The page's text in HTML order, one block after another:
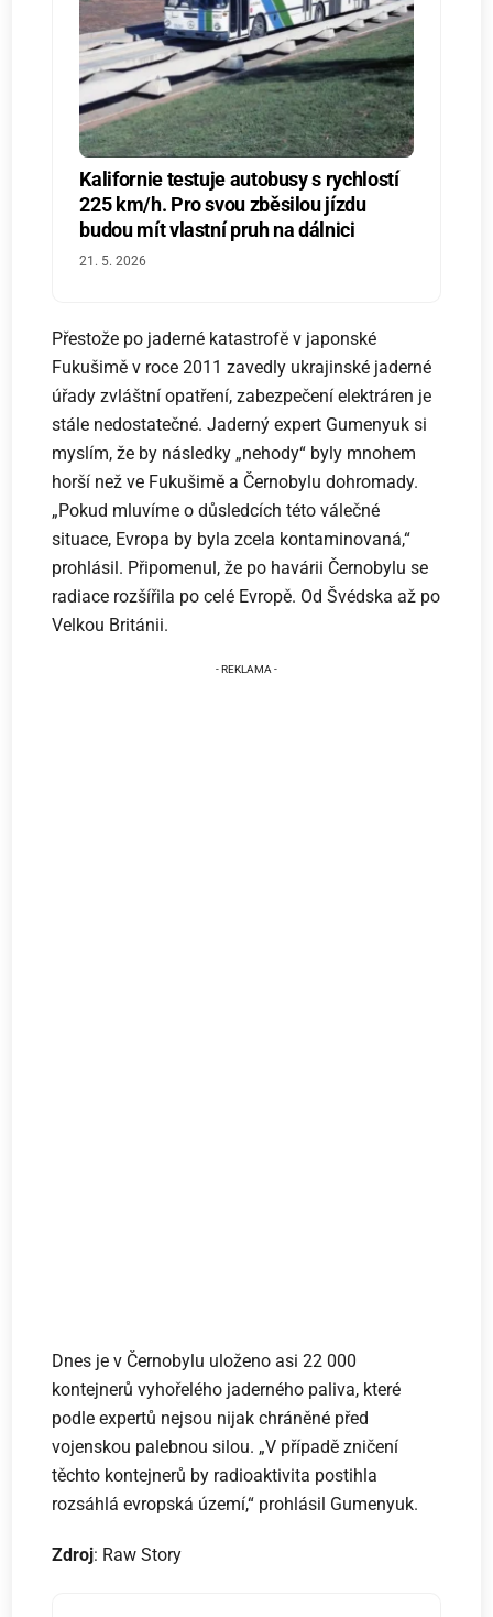
Kalifornie testuje autobusy s rychlostí
225 km/h. Pro svou zběsilou jízdu
budou mít vlastní pruh na dálnici
21. 5. 2026
Přestože po jaderné katastrofě v japonské
Fukušimě v roce 2011 zavedly ukrajinské jaderné
úřady zvláštní opatření, zabezpečení elektráren je
stále nedostatečné. Jaderný expert Gumenyuk si
myslím, že by následky „nehody“ byly mnohem
horší než ve Fukušimě a Černobylu dohromady.
„Pokud mluvíme o důsledcích této válečné
situace, Evropa by byla zcela kontaminovaná,“
prohlásil. Připomenul, že po havárii Černobylu se
radiace rozšířila po celé Evropě. Od Švédska až po
Velkou Británii.
Dnes je v Černobylu uloženo asi 22 000
kontejnerů vyhořelého jaderného paliva, které
podle expertů nejsou nijak chráněné před
vojenskou palebnou silou. „V případě zničení
těchto kontejnerů by radioaktivita postihla
rozsáhlá evropská území,“ prohlásil Gumenyuk.
Zdroj: Raw Story